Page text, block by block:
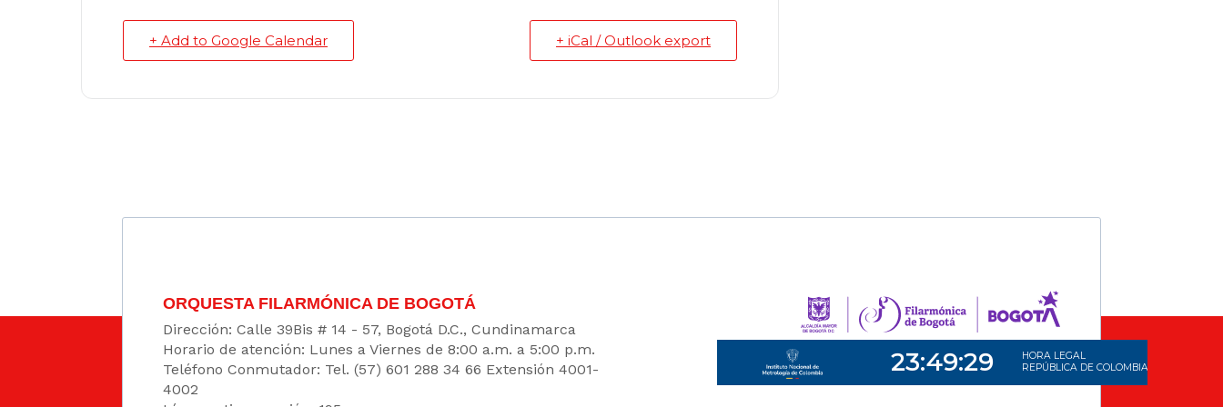
+ Add to Google Calendar + iCal / Outlook export
ORQUESTA FILARMÓNICA DE BOGOTÁ
Dirección: Calle 39Bis # 14 - 57, Bogotá D.C., Cundinamarca
Horario de atención: Lunes a Viernes de 8:00 a.m. a 5:00 p.m.
Teléfono Conmutador: Tel. (57) 601 288 34 66 Extensión 4001-
4002